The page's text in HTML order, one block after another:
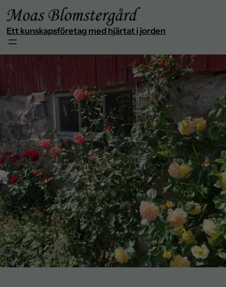
Ett kunskapsföretag med hjärtat i jorden